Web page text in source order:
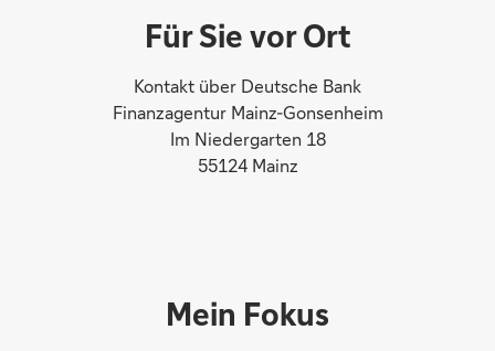
Für Sie vor Ort
Kontakt über Deutsche Bank
Finanzagentur Mainz-Gonsenheim
Im Niedergarten 18
55124 Mainz
Mein Fokus